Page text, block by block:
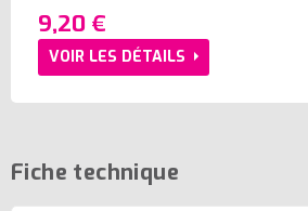
9,20 €
VOIR LES DÉTAILS
Fiche technique